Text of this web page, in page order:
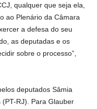
qualquer que seja ela,
ao Plenário da Câmara
a defesa do seu
as deputadas e os
sobre o processo”,
deputados Sâmia
RJ). Para Glauber